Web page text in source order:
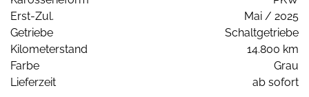
Erst-Zul.
Mai / 2025
Getriebe
Schaltgetriebe
Kilometerstand
14.800 km
Farbe
Grau
Lieferzeit
ab sofort